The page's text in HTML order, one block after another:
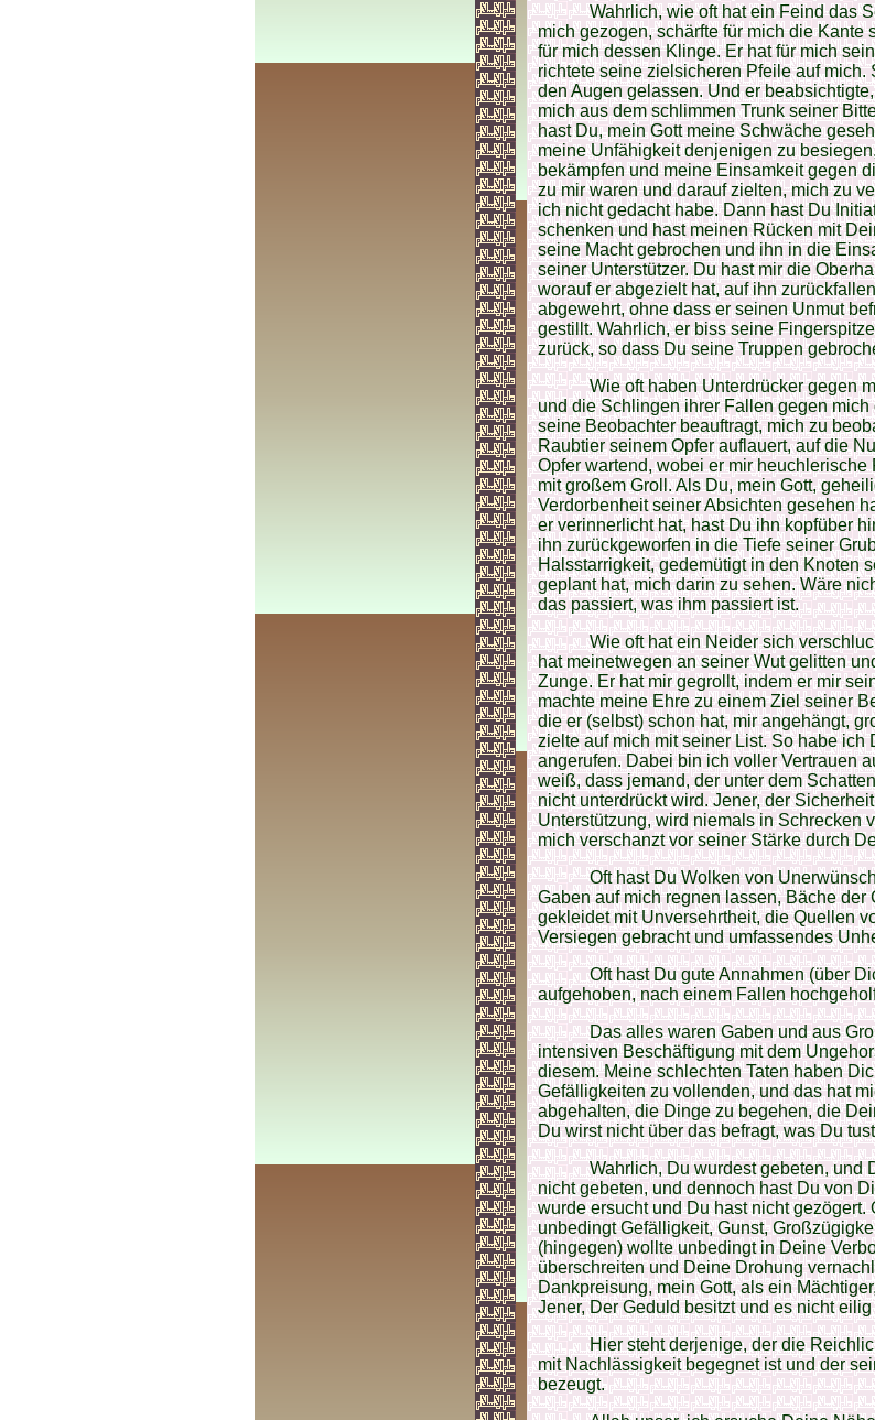
Wahrlich, wie oft hat ein Feind das
mich gezogen, schärfte für mich die Kante
für mich dessen Klinge. Er hat für mich
richtete seine zielsicheren Pfeile auf
den Augen gelassen. Und er
mich aus dem schlimmen Trunk seiner
hast Du, mein Gott meine Schwäche
meine Unfähigkeit denjenigen zu
bekämpfen und meine Einsamkeit gegen
zu mir waren und darauf zielten, mich zu
ich nicht gedacht habe. Dann hast Du
schenken und hast meinen Rücken mit
seine Macht gebrochen und ihn in die
seiner Unterstützer. Du hast mir die
worauf er abgezielt hat, auf ihn
abgewehrt, ohne dass er seinen Unmut
gestillt. Wahrlich, er biss seine
zurück, so dass Du seine Truppen
Wie oft haben Unterdrücker gegen
und die Schlingen ihrer Fallen gegen
seine Beobachter beauftragt, mich zu
Raubtier seinem Opfer auflauert, auf die
Opfer wartend, wobei er mir
mit großem Groll. Als Du, mein Gott,
Verdorbenheit seiner Absichten gesehen
er verinnerlicht hat, hast Du ihn kopfüber
ihn zurückgeworfen in die Tiefe seiner
Halsstarrigkeit, gedemütigt in den Knoten
geplant hat, mich darin zu sehen. Wäre
das passiert, was ihm passiert ist.
Wie oft hat ein Neider sich
hat meinetwegen an seiner Wut gelitten
Zunge. Er hat mir gegrollt, indem er mir
machte meine Ehre zu einem Ziel seiner
die er (selbst) schon hat, mir angehängt,
zielte auf mich mit seiner List. So habe ich
angerufen. Dabei bin ich voller Vertrauen
weiß, dass jemand, der unter dem
nicht unterdrückt wird. Jener, der
Unterstützung, wird niemals in Schrecken
mich verschanzt vor seiner Stärke durch
Oft hast Du Wolken von
Gaben auf mich regnen lassen, Bäche
gekleidet mit Unversehrtheit, die Quellen
Versiegen gebracht und umfassendes
Oft hast Du gute Annahmen (über
aufgehoben, nach einem Fallen
Das alles waren Gaben und aus
intensiven Beschäftigung mit dem
diesem. Meine schlechten Taten haben
Gefälligkeiten zu vollenden, und das hat
abgehalten, die Dinge zu begehen, die
Du wirst nicht über das befragt, was Du
Wahrlich, Du wurdest gebeten, und
nicht gebeten, und dennoch hast Du von
wurde ersucht und Du hast nicht gezögert.
unbedingt Gefälligkeit, Gunst,
(hingegen) wollte unbedingt in Deine
überschreiten und Deine Drohung
Dankpreisung, mein Gott, als ein
Jener, Der Geduld besitzt und es nicht eilig
Hier steht derjenige, der die
mit Nachlässigkeit begegnet ist und der
bezeugt.